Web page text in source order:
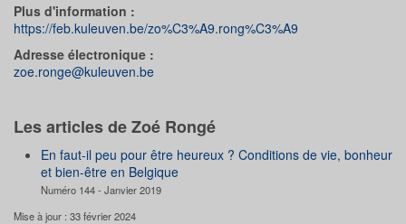
Plus d'information :
https://feb.kuleuven.be/zo%C3%A9.rong%C3%A9
Adresse électronique :
zoe.ronge@kuleuven.be
Les articles de Zoé Rongé
En faut-il peu pour être heureux ? Conditions de vie, bonheur
et bien-être en Belgique
Numéro 144 - Janvier 2019
Mise à jour : 33 février 2024